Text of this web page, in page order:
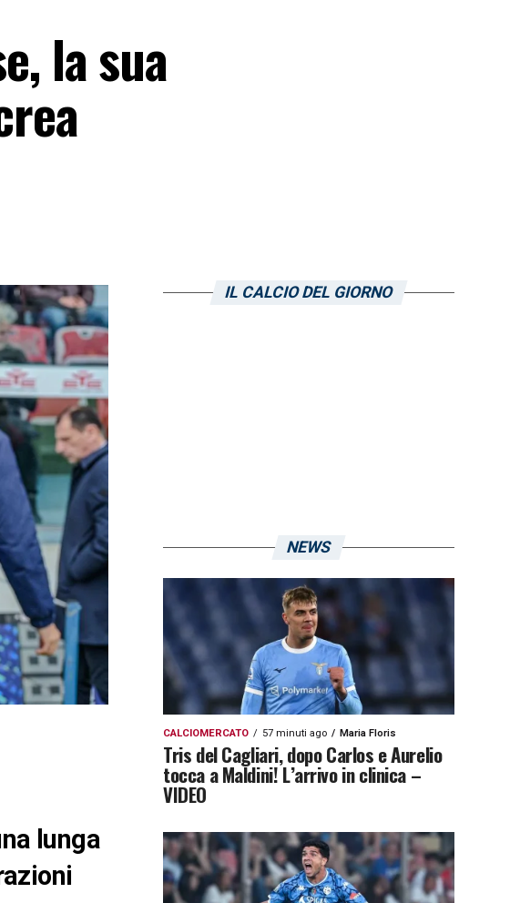
la sua
lunga
IL CALCIO DEL GIORNO
NEWS
CALCIOMERCATO 57 minuti ago Maria Floris
Tris del Cagliari, dopo Carlos e Aurelio
tocca a Maldini! L’arrivo in clinica –
VIDEO